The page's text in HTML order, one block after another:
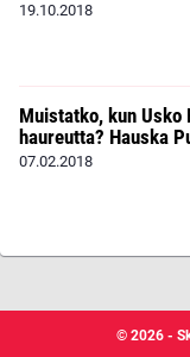
19.10.2018
Muistatko, kun
haureutta? Hauska
07.02.2018
© 2026 -